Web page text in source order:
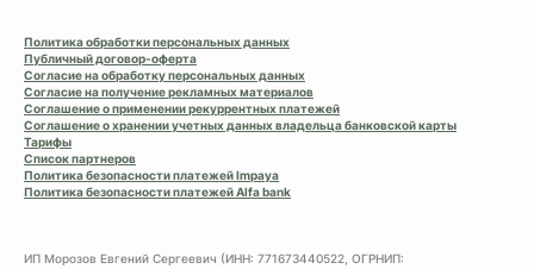
Политика обработки персональных данных
Публичный договор-оферта
Согласие на обработку персональных данных
Согласие на получение рекламных материалов
Соглашение о применении рекуррентных платежей
Соглашение о хранении учетных данных владельца банковской карты
Тарифы
Список партнеров
Политика безопасности платежей Impaya
Политика безопасности платежей Alfa bank
ИП Морозов Евгений Сергеевич (ИНН: 771673440522, ОГРНИП: